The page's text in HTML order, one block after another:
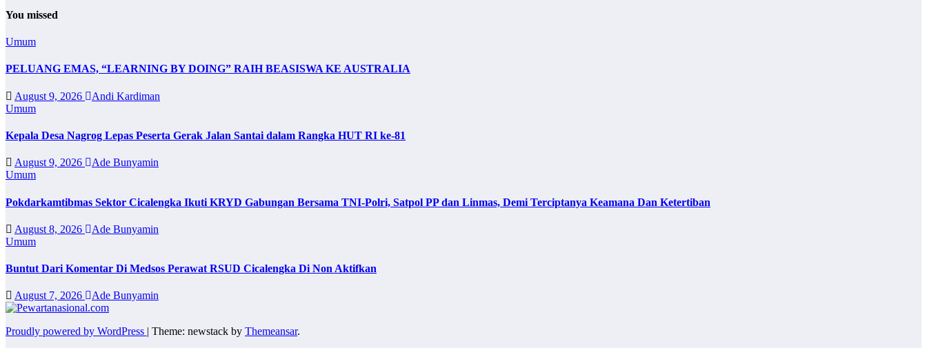
You missed
Umum
PELUANG EMAS, “LEARNING BY DOING” RAIH BEASISWA KE AUSTRALIA
August 9, 2026
Andi Kardiman
Umum
Kepala Desa Nagrog Lepas Peserta Gerak Jalan Santai dalam Rangka HUT RI ke-81
August 9, 2026
Ade Bunyamin
Umum
Pokdarkamtibmas Sektor Cicalengka Ikuti KRYD Gabungan Bersama TNI-Polri, Satpol PP dan Linmas, Demi Terciptanya Keamana Dan Ketertiban
August 8, 2026
Ade Bunyamin
Umum
Buntut Dari Komentar Di Medsos Perawat RSUD Cicalengka Di Non Aktifkan
August 7, 2026 Ade Bunyamin
Proudly powered by WordPress | Theme: newstack by Themeansar.